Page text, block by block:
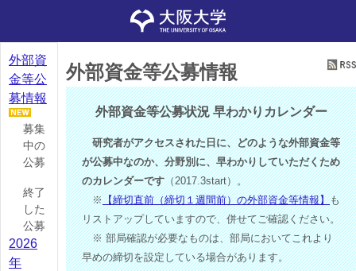
外部資
金等公
募情報
募集
中の
公募
終了
した
公募
2026
年
外部資金等公募情報
外部資金等公募状況 早わかりカレンダー
研究者がアクセスされた日に、どのような外部資金等
が公募中なのか、分野別に、早わかりしていただくため
のカレンダーです（2017.3start）。
※【締切直前（締切１週間前）の外部資金等情報】も
リストアップしていますので、併せてご確認ください。
※ 部局確認が必要なものは、部局においてこれより
早めの締切を設定している場合があります。